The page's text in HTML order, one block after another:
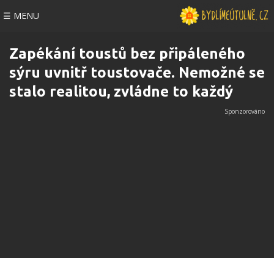
☰ MENU
Zapékání toustů bez připáleného
sýru uvnitř toustovače. Nemožné se
stalo realitou, zvládne to každý